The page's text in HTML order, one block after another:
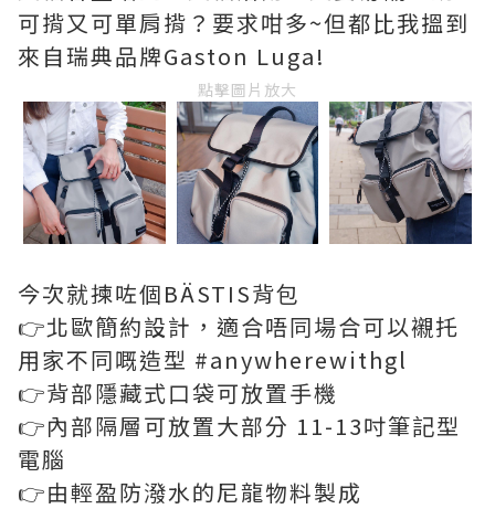
可揹又可單肩揹？要求咁多~但都比我搵到
來自瑞典品牌Gaston Luga!
點擊圖片放大
今次就揀咗個BÄSTIS背包
👉北歐簡約設計，適合唔同場合可以襯托
用家不同嘅造型 #anywherewithgl
👉背部隱藏式口袋可放置手機
👉內部隔層可放置大部分 11-13吋筆記型
電腦
👉由輕盈防潑水的尼龍物料製成